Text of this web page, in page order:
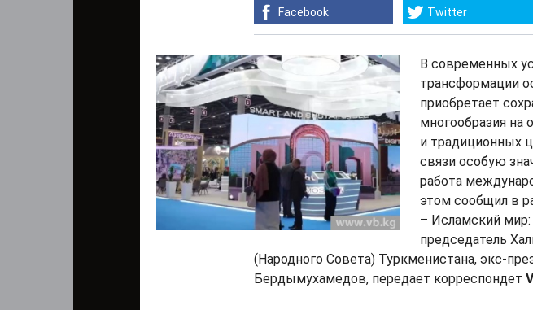
Facebook Twitter
В современных
трансформации
приобретает
многообразия на
и традиционных
связи особую
работа
этом сообщил в
– Исламский
председатель
(Народного Совета) Туркменистана, экс-
Бердымухамедов, передает корреспондет